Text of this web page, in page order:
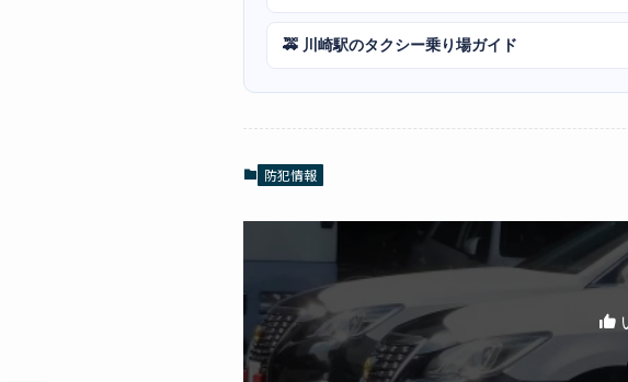
🚕 川崎駅のタクシー乗り場ガイド
防犯情報